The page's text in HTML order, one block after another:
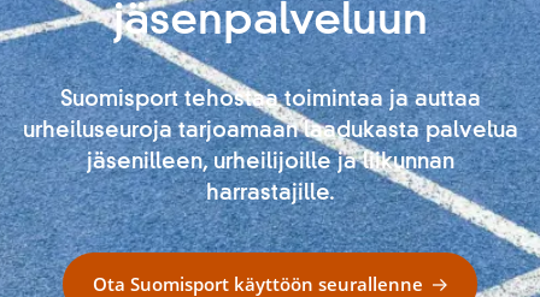
jäsenpalveluun
Suomisport tehostaa toimintaa ja auttaa
urheiluseuroja tarjoamaan laadukasta palvelua
jäsenilleen, urheilijoille ja liikunnan
harrastajille.
Ota Suomisport käyttöön seurallenne